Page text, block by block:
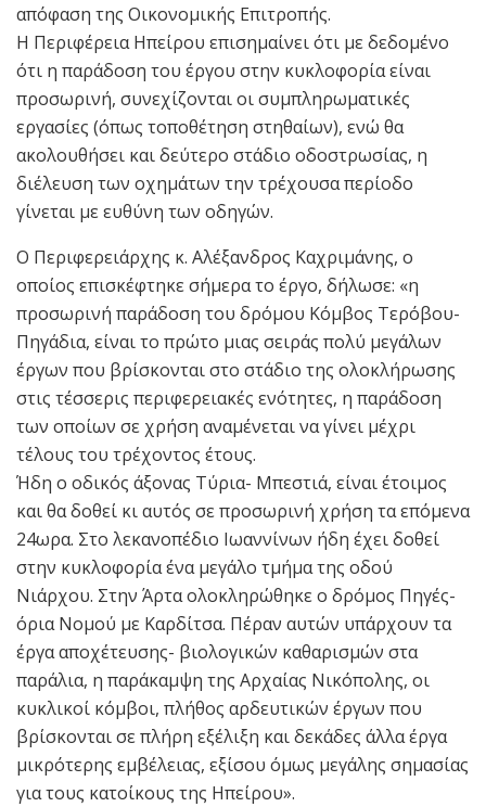
απόφαση της Οικονομικής Επιτροπής.
Η Περιφέρεια Ηπείρου επισημαίνει ότι με δεδομένο
ότι η παράδοση του έργου στην κυκλοφορία είναι
προσωρινή, συνεχίζονται οι συμπληρωματικές
εργασίες (όπως τοποθέτηση στηθαίων), ενώ θα
ακολουθήσει και δεύτερο στάδιο οδοστρωσίας, η
διέλευση των οχημάτων την τρέχουσα περίοδο
γίνεται με ευθύνη των οδηγών.
Ο Περιφερειάρχης κ. Αλέξανδρος Καχριμάνης, ο
οποίος επισκέφτηκε σήμερα το έργο, δήλωσε: «η
προσωρινή παράδοση του δρόμου Κόμβος Τερόβου-
Πηγάδια, είναι το πρώτο μιας σειράς πολύ μεγάλων
έργων που βρίσκονται στο στάδιο της ολοκλήρωσης
στις τέσσερις περιφερειακές ενότητες, η παράδοση
των οποίων σε χρήση αναμένεται να γίνει μέχρι
τέλους του τρέχοντος έτους.
Ήδη ο οδικός άξονας Τύρια- Μπεστιά, είναι έτοιμος
και θα δοθεί κι αυτός σε προσωρινή χρήση τα επόμενα
24ωρα. Στο λεκανοπέδιο Ιωαννίνων ήδη έχει δοθεί
στην κυκλοφορία ένα μεγάλο τμήμα της οδού
Νιάρχου. Στην Άρτα ολοκληρώθηκε ο δρόμος Πηγές-
όρια Νομού με Καρδίτσα. Πέραν αυτών υπάρχουν τα
έργα αποχέτευσης- βιολογικών καθαρισμών στα
παράλια, η παράκαμψη της Αρχαίας Νικόπολης, οι
κυκλικοί κόμβοι, πλήθος αρδευτικών έργων που
βρίσκονται σε πλήρη εξέλιξη και δεκάδες άλλα έργα
μικρότερης εμβέλειας, εξίσου όμως μεγάλης σημασίας
για τους κατοίκους της Ηπείρου».